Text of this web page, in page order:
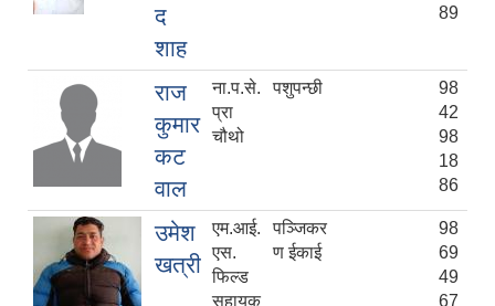
द
शाह
89
राज
कुमार
कट
वाल
ना.प.से.
प्रा
चौथो
पशुपन्छी
98
42
98
18
86
उमेश
खत्री
एम.आई.
एस.
फिल्ड
सहायक
पञ्जिकर
ण ईकाई
98
69
49
67